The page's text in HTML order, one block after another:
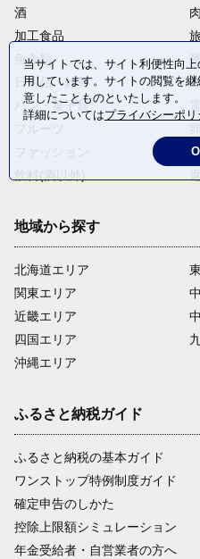
酒
加工食品
魚介類
日用品・雑貨
パン・菓子類
地域から探す
北海道エリア
関東エリア
近畿エリア
四国エリア
沖縄エリア
ふるさと納税ガイド
ふるさと納税の基本ガイド
ワンストップ特例制度ガイド
確定申告のしかた
控除上限額シミュレーション
年金受給者・自営業者の方へ
当サイトでは、サイト利便性向
用しています。サイトの閲覧を
意したことものといたします。
詳細についてはプライバシーポリ